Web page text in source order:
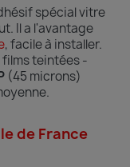
spécial vitre
Il a l'avantage
, facile à installer.
films teintées -
(45 microns)
de France